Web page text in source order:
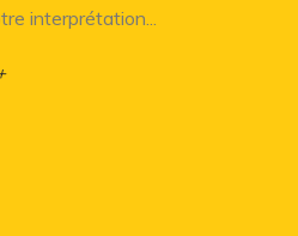
interprétation...